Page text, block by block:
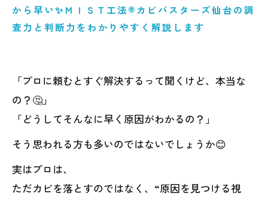
から早い✨ＭＩＳＴ工法®カビバスターズ仙台の調
査力と判断力をわかりやすく解説します
「プロに頼むとすぐ解決するって聞くけど、本当な
の？🤔」
「どうしてそんなに早く原因がわかるの？」
そう思われる方も多いのではないでしょうか😊
実はプロは、
ただカビを落とすのではなく、“原因を見つける視